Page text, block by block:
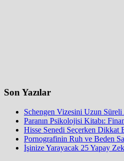
Son Yazılar
Schengen Vizesini Uzun Süreli
Paranın Psikolojisi Kitabı:
Hisse Senedi Seçerken Dikkat
Pornografinin Ruh ve Beden
İşinize Yarayacak 25 Yapay